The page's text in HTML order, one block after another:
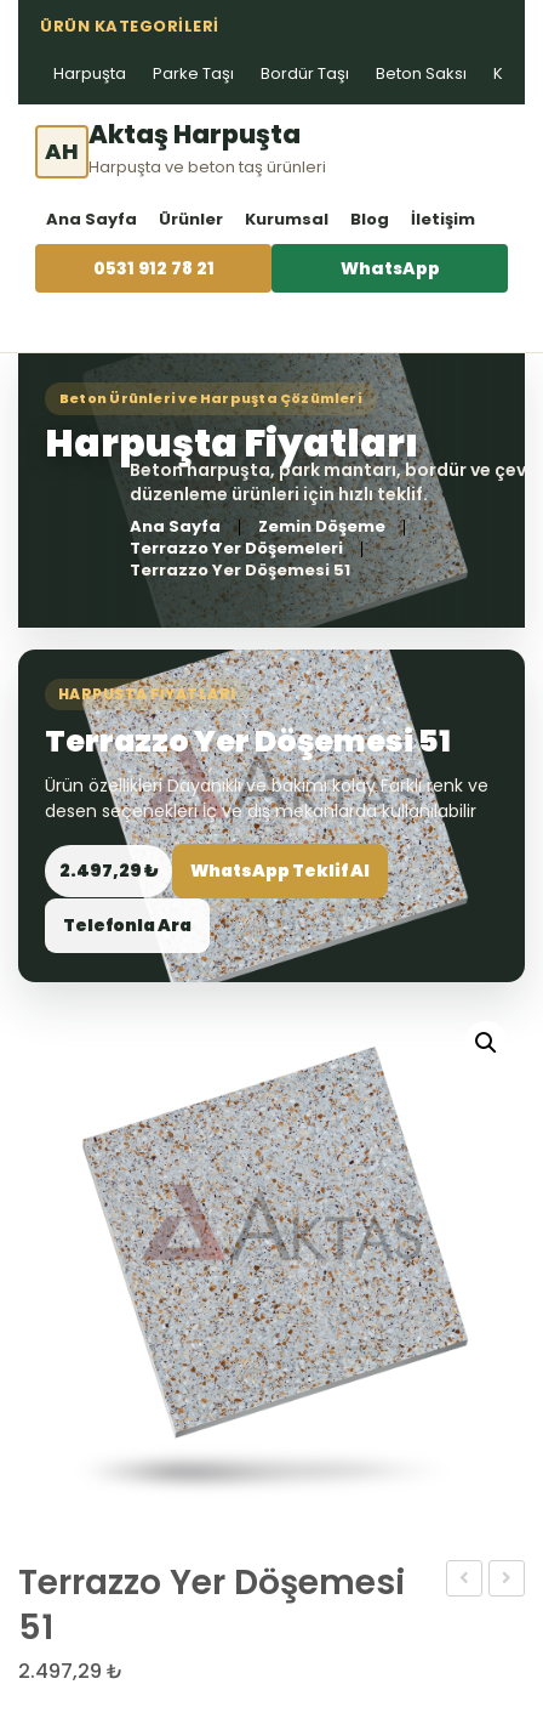
ÜRÜN KATEGORILERI
Harpuşta Parke Taşı Bordür Taşı Beton Saksı Kablo
AH Aktaş Harpuşta
Harpuşta ve beton taş ürünleri
Ana Sayfa Ürünler Kurumsal Blog İletişim
0531 912 78 21 WhatsApp
Ana Sayfa
Zemin Döşeme
Terrazzo Yer Döşemeleri
Terrazzo Yer Döşemesi 51
HARPUSTA FIYATLARI
Terrazzo Yer Döşemesi 51
Ürün özellikleri Dayanıklı ve bakımı kolay Farklı renk ve
desen seçenekleri İç ve dış mekanlarda kullanılabilir
2.497,29 ₺ WhatsApp Teklif Al
Telefonla Ara
Terrazzo Yer Döşemesi
51
2.497,29 ₺